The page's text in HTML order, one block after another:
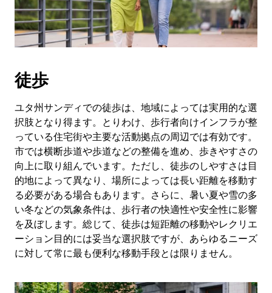
日
付
を
選
し
ま
ESC
ボ
ン
で
カ
レ
ン
ダ
ー
じ
す。
徒歩
ユタ州サンディでの徒歩は、地域によっては実用的な選
択肢となり得ます。とりわけ、歩行者向けインフラが整
っている住宅街や主要な活動拠点の周辺では有効です。
市では横断歩道や歩道などの整備を進め、歩きやすさの
向上に取り組んでいます。ただし、徒歩のしやすさは目
的地によって異なり、場所によっては長い距離を移動す
る必要がある場合もあります。さらに、暑い夏や雪の多
い冬などの気象条件は、歩行者の快適性や安全性に影響
を及ぼします。総じて、徒歩は短距離の移動やレクリエ
ーション目的には妥当な選択肢ですが、あらゆるニーズ
に対して常に最も便利な移動手段とは限りません。